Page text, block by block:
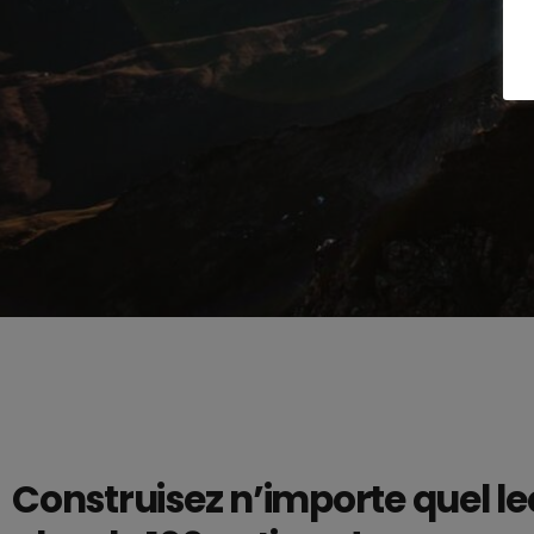
Construisez n’importe quel